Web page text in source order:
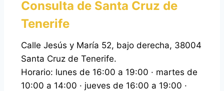
Consulta de Santa Cruz de
Tenerife
Calle Jesús y María 52, bajo derecha, 38004
Santa Cruz de Tenerife.
Horario: lunes de 16:00 a 19:00 · martes de
10:00 a 14:00 · jueves de 16:00 a 19:00 ·